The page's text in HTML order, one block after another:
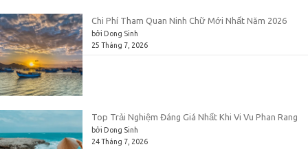
Chi Phí Tham Quan Ninh Chữ Mới Nhất Năm 2026
bởi Dong Sinh
25 Tháng 7, 2026
Top Trải Nghiệm Đáng Giá Nhất Khi Vi Vu Phan Rang
bởi Dong Sinh
24 Tháng 7, 2026